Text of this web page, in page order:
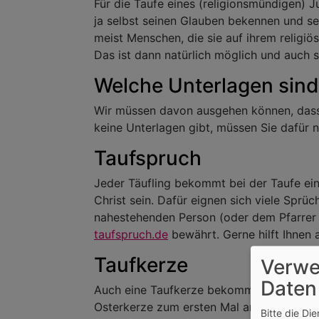
Für die Taufe eines (religionsmündigen)
ja selbst seinen Glauben bekennen und
meist Menschen, die sie auf ihrem
Das ist dann natürlich möglich und auch
Welche Unterlagen
Wir müssen davon ausgehen können,
keine Unterlagen gibt, müssen Sie dafür
Taufspruch
Jeder Täufling bekommt bei der Taufe
Christ sein. Dafür eignen sich viele
nahestehenden Person (oder dem
taufspruch.de bewährt. Gerne hilft Ihnen
Taufkerze
Auch eine Taufkerze bekommt ein
Osterkerze zum ersten Mal angezündet.
Bitte die